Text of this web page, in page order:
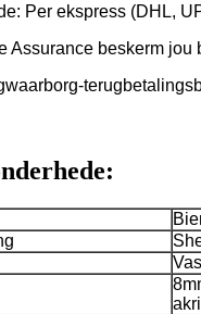
Per ekspress (DHL,
Assurance beskerm jou